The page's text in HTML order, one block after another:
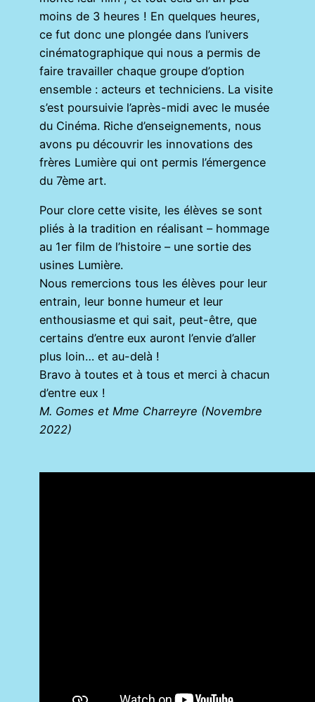
moins de 3 heures ! En quelques heures,
ce fut donc une plongée dans l’univers
cinématographique qui nous a permis de
faire travailler chaque groupe d’option
ensemble : acteurs et techniciens. La visite
s’est poursuivie l’après-midi avec le musée
du Cinéma. Riche d’enseignements, nous
avons pu découvrir les innovations des
frères Lumière qui ont permis l’émergence
du 7ème art.
Pour clore cette visite, les élèves se sont
pliés à la tradition en réalisant – hommage
au 1er film de l’histoire – une sortie des
usines Lumière.
Nous remercions tous les élèves pour leur
entrain, leur bonne humeur et leur
enthousiasme et qui sait, peut-être, que
certains d’entre eux auront l’envie d’aller
plus loin… et au-delà !
Bravo à toutes et à tous et merci à chacun
d’entre eux !
M. Gomes et Mme Charreyre (Novembre
2022)